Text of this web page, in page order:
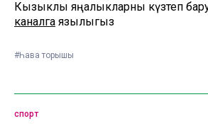
Кызыклы яңалыкларны күзәтеп
каналга язылыгыз
#Һава торышы
спорт